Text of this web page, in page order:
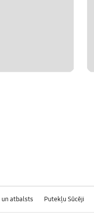
un atbalsts Putekļu Sūcēji